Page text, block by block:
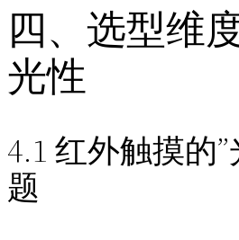
四、选型维
光性
4.1 红外触摸的
题